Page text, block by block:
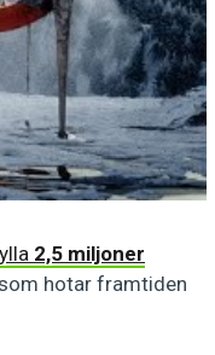
2,5 miljoner
hotar framtiden